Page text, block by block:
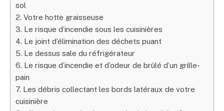
sol
2. Votre hotte graisseuse
3. Le risque d’incendie sous les cuisinières
4. Le joint d’élimination des déchets puant
5. Le dessus sale du réfrigérateur
6. Le risque d’incendie et d’odeur de brûlé d’un grille-
pain
7. Les débris collectant les bords latéraux de votre
cuisinière